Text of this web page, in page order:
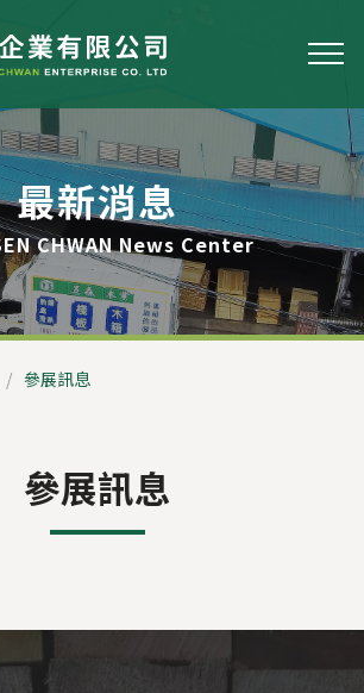
最新消息
CHWAN News Center
參展訊息
參展訊息